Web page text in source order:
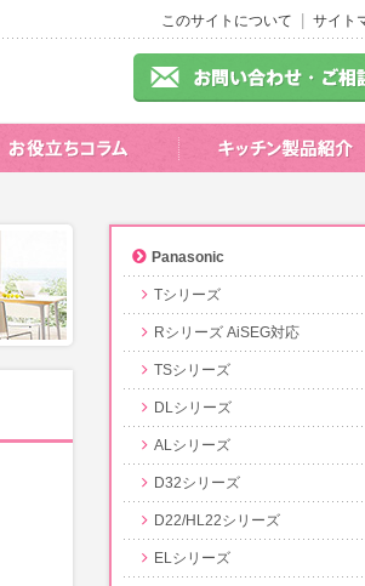
このサイトについて サイト
Panasonic
Tシリーズ
Rシリーズ AiSEG対応
TSシリーズ
DLシリーズ
ALシリーズ
D32シリーズ
D22/HL22シリーズ
ELシリーズ